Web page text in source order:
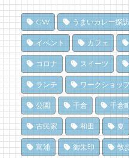
乗馬初心者の
た！ 乗馬体験
17 views|by
和田町仁我浦
開拓中！
16 views | by
海辺のナポリ
ャ)」
15 views|by
【コラボ】ジ
おさかなセ
80 views|by
乗馬初心者の
た！ 乗馬体
74 views | by
夏のごほうび
70 views| by
夏だ、クジラ
南房総の海を
「ところて
10,866 views
南房総パン屋
そろ（鴨川市
10,838 views
南房総パン屋
クリケット（
10,471 views
GW うまいカレー探訪
イベント カフェ
コロナ スイーツ
ランチ ワークショッ
公園 千倉 千倉
古民家 和田 夏
富浦 御朱印 散